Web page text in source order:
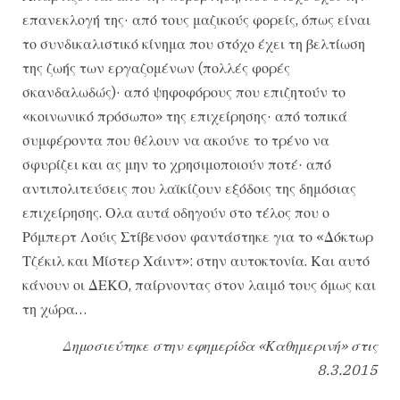
επανεκλογή της· από τους μαζικούς φορείς, όπως είναι
το συνδικαλιστικό κίνημα που στόχο έχει τη βελτίωση
της ζωής των εργαζομένων (πολλές φορές
σκανδαλωδώς)· από ψηφοφόρους που επιζητούν το
«κοινωνικό πρόσωπο» της επιχείρησης· από τοπικά
συμφέροντα που θέλουν να ακούνε το τρένο να
σφυρίζει και ας μην το χρησιμοποιούν ποτέ· από
αντιπολιτεύσεις που λαϊκίζουν εξόδοις της δημόσιας
επιχείρησης. Ολα αυτά οδηγούν στο τέλος που ο
Ρόμπερτ Λούις Στίβενσον φαντάστηκε για το «Δόκτωρ
Τζέκιλ και Μίστερ Χάιντ»: στην αυτοκτονία. Και αυτό
κάνουν οι ΔΕΚΟ, παίρνοντας στον λαιμό τους όμως και
τη χώρα…
Δημοσιεύτηκε στην εφημερίδα «Καθημερινή» στις
8.3.2015